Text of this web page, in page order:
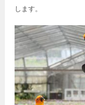
します。